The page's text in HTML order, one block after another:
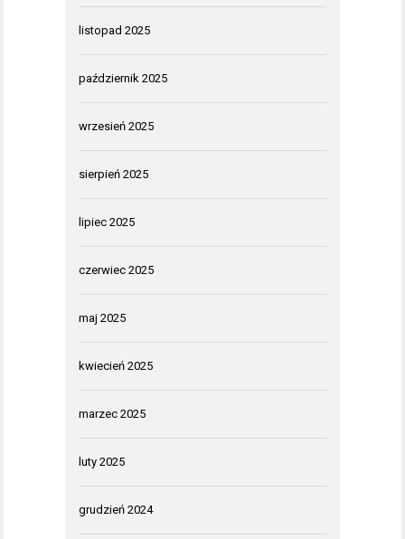
listopad 2025
październik 2025
wrzesień 2025
sierpień 2025
lipiec 2025
czerwiec 2025
maj 2025
kwiecień 2025
marzec 2025
luty 2025
grudzień 2024